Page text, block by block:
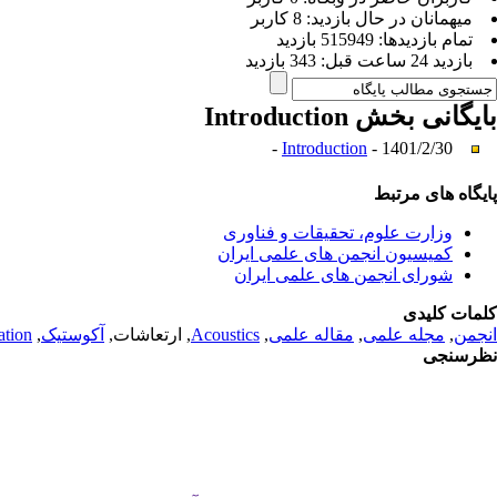
ميهمانان در حال بازديد: 8 کاربر
تمام بازديد‌ها: 515949 بازدید
بازديد 24 ساعت قبل: 343 بازدید
بایگانی بخش Introduction
Introduction - 1401/2/30 -
پایگاه های مرتبط
وزارت علوم، تحقیقات و فناوری
کمیسیون انجمن های علمی ایران
شورای انجمن های علمی ایران
کلمات کلیدی
انجمن, مجله علمی, مقاله علمی,
Acoustics, ارتعاشات, آکوستیک,
نظرسنجی